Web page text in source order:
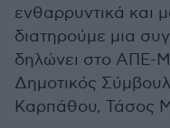
ενθαρρυντικά και
διατηρούμε μια
δηλώνει στο ΑΠΕ-
Δημοτικός
Καρπάθου, Τάσος